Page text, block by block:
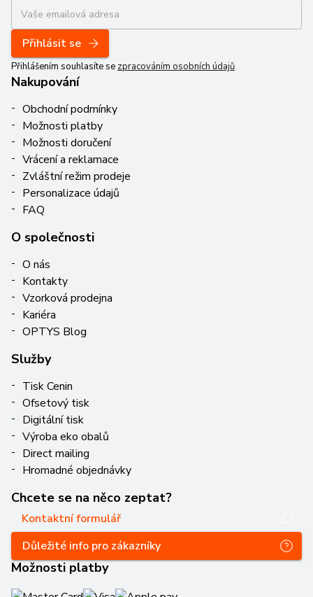
Přihlásit se
Přihlášením souhlasíte se zpracováním osobních údajů
Nakupování
Obchodní podmínky
Možnosti platby
Možnosti doručení
Vrácení a reklamace
Zvláštní režim prodeje
Personalizace údajů
FAQ
O společnosti
O nás
Kontakty
Vzorková prodejna
Kariéra
OPTYS Blog
Služby
Tisk Cenin
Ofsetový tisk
Digitální tisk
Výroba eko obalů
Direct mailing
Hromadné objednávky
Chcete se na něco zeptat?
Kontaktní formulář
Důležité info pro zákazníky
Možnosti platby